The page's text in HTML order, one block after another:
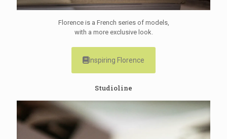
Florence is a French series of models,
with a more exclusive look.
Inspiring Florence
Studioline